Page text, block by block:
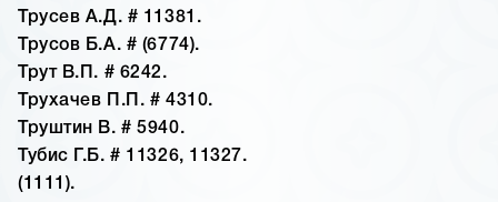
Трусев А.Д. # 11381.
Трусов Б.А. # (6774).
Трут В.П. # 6242.
Трухачев П.П. # 4310.
Труштин В. # 5940.
Тубис Г.Б. # 11326, 11327.
(1111).